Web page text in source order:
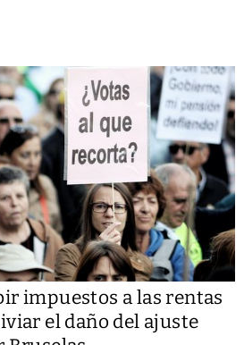
impuestos a las rentas
el daño del ajuste